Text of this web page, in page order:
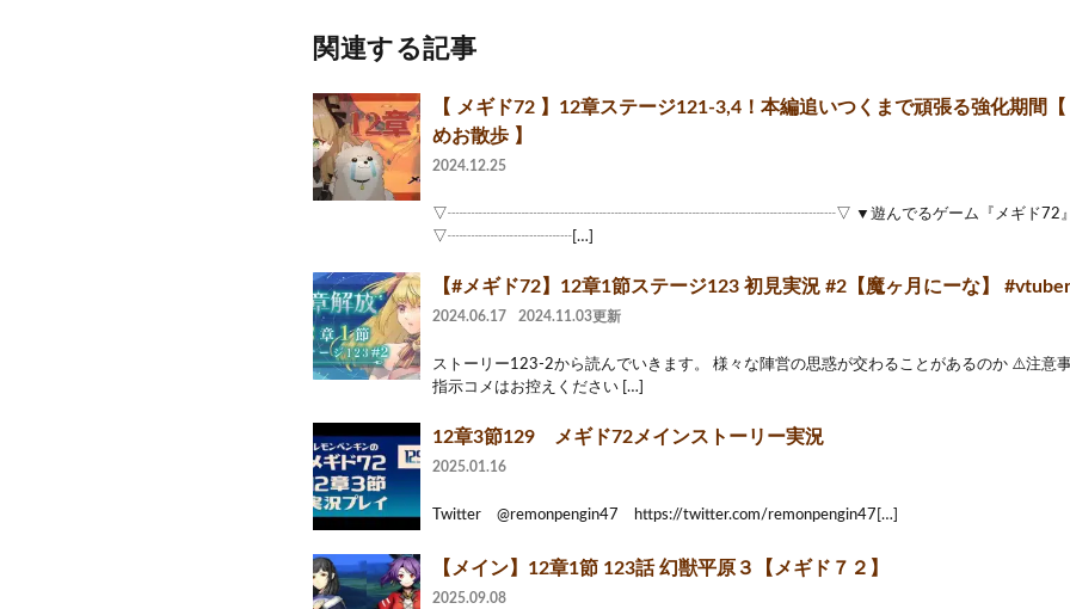
関連する記事
【 メギド72 】12章ステージ121-3,4！本編追いつくまで頑張る強化期間
めお散歩 】
2024.12.25
▽┈┈┈┈┈┈┈┈┈┈┈┈┈┈┈┈┈┈┈┈┈┈┈┈┈▽ ▼遊んでるゲーム『メギド72』
▽┈┈┈┈┈┈┈┈[…]
【#メギド72】12章1節ステージ123 初見実況 #2【魔ヶ月にーな】 #vtuber
2024.06.17 2024.11.03更新
ストーリー123-2から読んでいきます。 様々な陣営の思惑が交わることがあるのか ⚠️注意
指示コメはお控えください […]
12章3節129 メギド72メインストーリー実況
2025.01.16
Twitter @remonpengin47 https://twitter.com/remonpengin47[…]
【メイン】12章1節 123話 幻獣平原３【メギド７２】
2025.09.08